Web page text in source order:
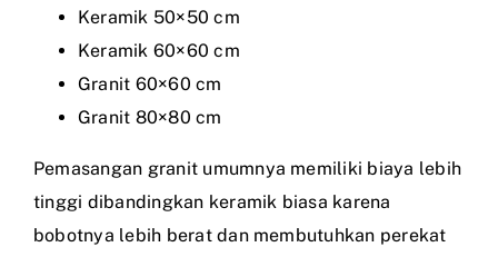
Keramik 50×50 cm
Keramik 60×60 cm
Granit 60×60 cm
Granit 80×80 cm
Pemasangan granit umumnya memiliki biaya lebih
tinggi dibandingkan keramik biasa karena
bobotnya lebih berat dan membutuhkan perekat